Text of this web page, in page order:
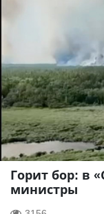
Горит бор: в
министры